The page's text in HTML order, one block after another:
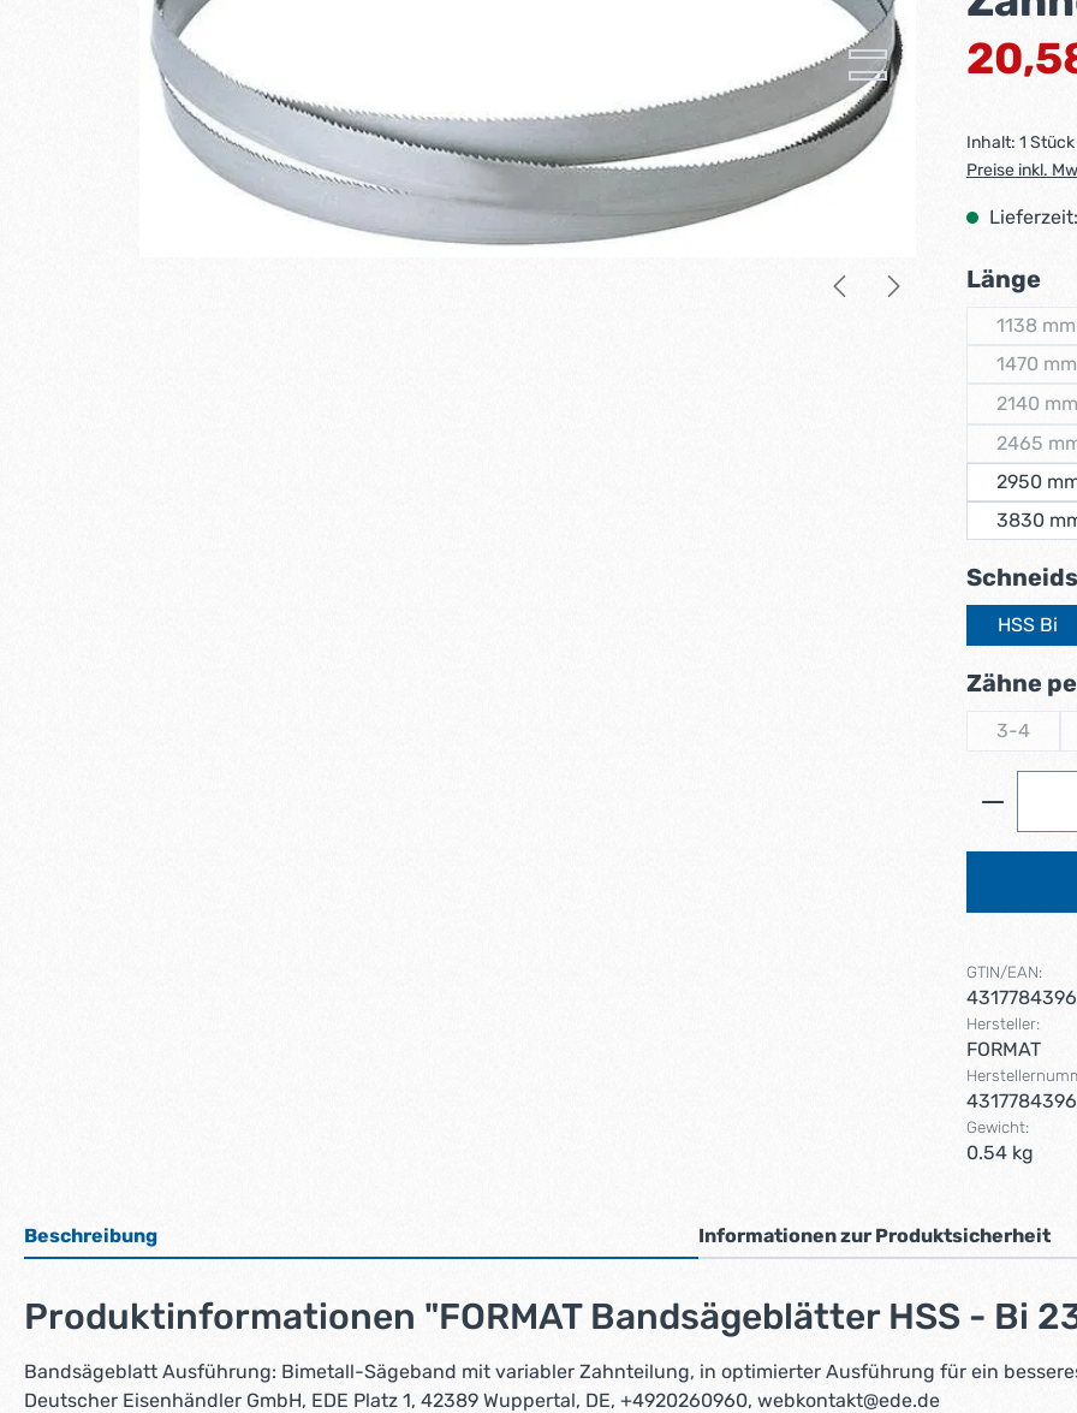
Regulärer
Inhalt: 1 Stück
Preise inkl.
Länge
1138 mm
1470 mm
2140 mm
2465
2950
3830
HSS Bi
Zähne
3-4
(Diese
GTIN/EAN:
Hersteller:
FORMAT
Gewicht:
0.54 kg
Beschreibung Informationen zur Produktsicherheit
Produktinformationen "FORMAT Bandsägeblätter HSS - Bi
Bandsägeblatt Ausführung: Bimetall-Sägeband mit variabler Zahnteilung, in optimierter Ausführung für ein
Deutscher Eisenhändler GmbH, EDE Platz 1, 42389 Wuppertal, DE, +4920260960, webkontakt@ede.de